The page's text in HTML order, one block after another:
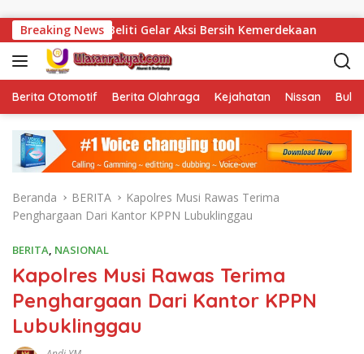
Breaking News
Beliti Gelar Aksi Bersih Kemerdekaan Vonis Korupsi
Berita Otomotif Berita Olahraga Kejahatan Nissan
Beranda BERITA
Kapolres Musi Rawas Terima
Penghargaan Dari Kantor KPPN Lubuklinggau
BERITA, NASIONAL
Kapolres Musi Rawas Terima
Penghargaan Dari Kantor KPPN
Lubuklinggau